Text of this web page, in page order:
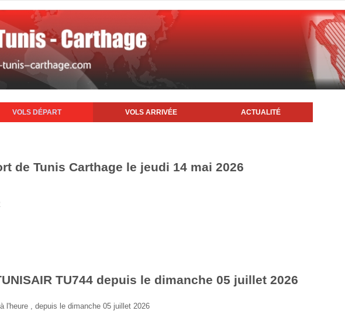
VOLS DÉPART VOLS ARRIVÉE ACTUALITÉ
de Tunis Carthage le jeudi 14 mai 2026
TU744 depuis le dimanche 05 juillet 2026
l'heure , depuis le dimanche 05 juillet 2026